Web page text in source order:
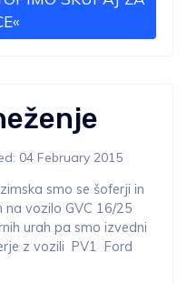
04 February 2015
smo se šoferji in
na vozilo GVC 16/25
urah pa smo izvedni
z vozili PV1 Ford